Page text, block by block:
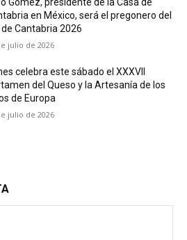
en México, será el pregonero del
de Cantabria 2026
julio de 2026
celebra este sábado el XXXVII
del Queso y la Artesanía de los
de Europa
julio de 2026